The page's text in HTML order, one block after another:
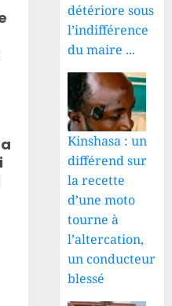
détériore sous
l’indifférence
du maire ...
Kinshasa : un
différend sur
la recette
d’une moto
tourne à
l’altercation,
un conducteur
blessé